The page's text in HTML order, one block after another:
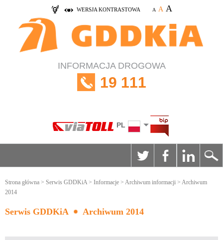
WERSJA KONTRASTOWA A A A
INFORMACJA DROGOWA
19 111
PL
Strona główna > Serwis GDDKiA> Informacje > Archiwum informacji > Archiwum
2014
Serwis GDDKiA Archiwum 2014